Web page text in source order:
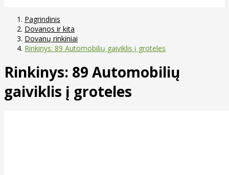
Pagrindinis
Dovanos ir kita
Dovanų rinkiniai
Rinkinys: 89 Automobilių gaiviklis į groteles
Rinkinys: 89 Automobilių
gaiviklis į groteles